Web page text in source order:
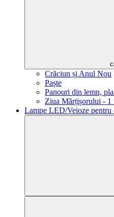
Crăciun și Anul Nou
Paște
Panouri din lemn,
Ziua Mărțișorului - 1
Lampe LED/Veioze pentru